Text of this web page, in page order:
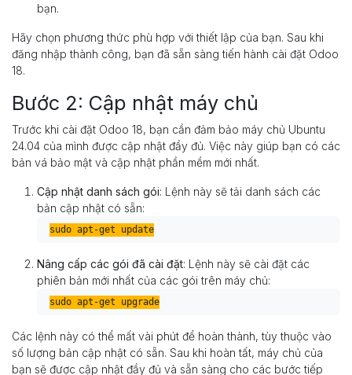
bạn.
Hãy chọn phương thức phù hợp với thiết lập của bạn. Sau khi
đăng nhập thành công, bạn đã sẵn sàng tiến hành cài đặt Odoo
18.
Bước 2: Cập nhật máy chủ
Trước khi cài đặt Odoo 18, bạn cần đảm bảo máy chủ Ubuntu
24.04 của mình được cập nhật đầy đủ. Việc này giúp bạn có các
bản vá bảo mật và cập nhật phần mềm mới nhất.
Cập nhật danh sách gói: Lệnh này sẽ tải danh sách các
bản cập nhật có sẵn:
sudo apt-get update
Nâng cấp các gói đã cài đặt: Lệnh này sẽ cài đặt các
phiên bản mới nhất của các gói trên máy chủ:
sudo apt-get upgrade
Các lệnh này có thể mất vài phút để hoàn thành, tùy thuộc vào
số lượng bản cập nhật có sẵn. Sau khi hoàn tất, máy chủ của
bạn sẽ được cập nhật đầy đủ và sẵn sàng cho các bước tiếp